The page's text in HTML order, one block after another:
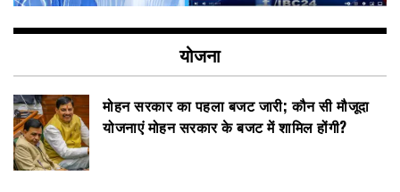
योजना
मोहन सरकार का पहला बजट जारी; कौन सी मौजूदा
योजनाएं मोहन सरकार के बजट में शामिल होंगी?